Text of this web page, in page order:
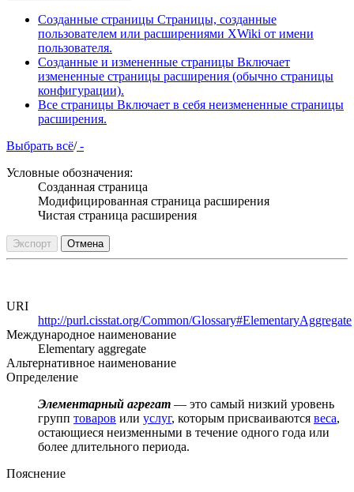
Созданные страницы Страницы, созданные
пользователем или расширениями XWiki от имени
пользователя.
Созданные и измененные страницы Включает
измененные страницы расширения (обычно страницы
конфигурации).
Все страницы Включает в себя неизмененные страницы
расширения.
Выбрать всё/-
Условные обозначения:
Созданная страница
Модифицированная страница расширения
Чистая страница расширения
Экспорт Отмена
URI
http://purl.cisstat.org/Common/Glossary#ElementaryAggregate
Международное наименование
Elementary aggregate
Альтернативное наименование
Определение
Элементарный агрегат — это самый низкий уровень
групп товаров или услуг, которым присваиваются веса,
остающиеся неизменными в течение одного года или
более длительного периода.
Пояснение